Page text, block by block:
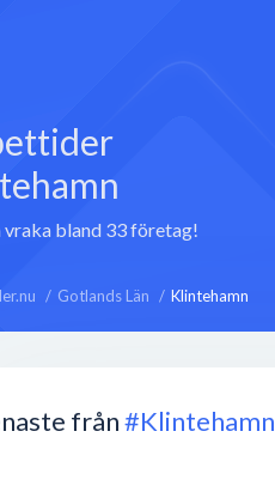
vraka bland 33 företag!
Gotlands Län Klintehamn
från#Klintehamn